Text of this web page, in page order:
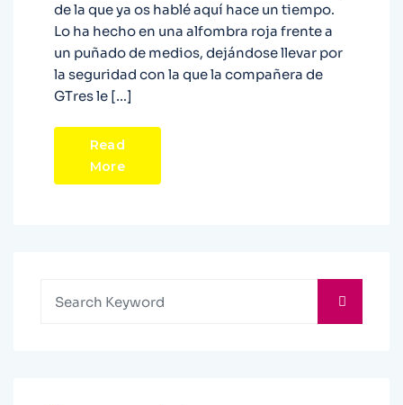
de la que ya os hablé aquí hace un tiempo.
Lo ha hecho en una alfombra roja frente a
un puñado de medios, dejándose llevar por
la seguridad con la que la compañera de
GTres le […]
Read
More